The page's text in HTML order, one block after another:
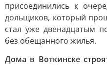
присоединились к
дольщиков, который
стал уже двенадцатым
без обещанного жилья.
Дома в Воткинске